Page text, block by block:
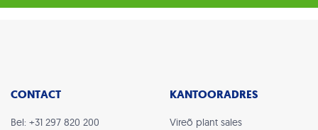
CONTACT
Bel: +31 297 820 200
KANTOORADRES
Vireõ plant sales